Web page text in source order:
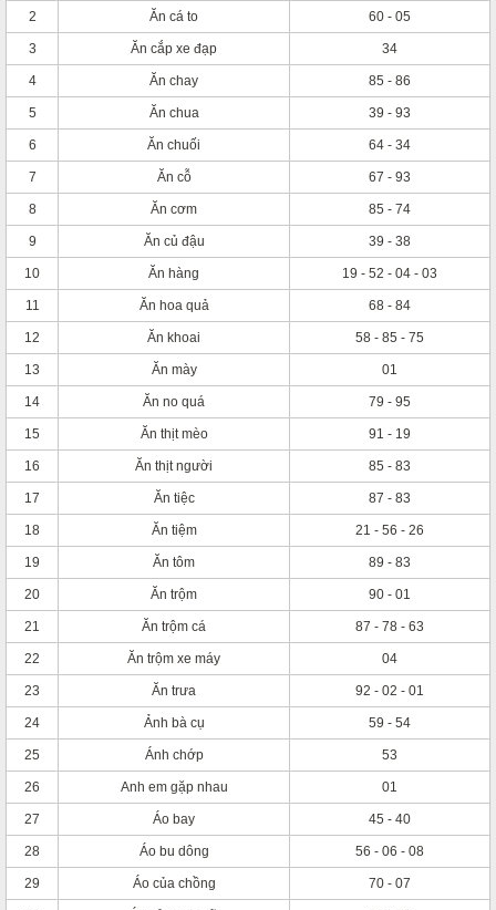
2 Ăn cá to 60 - 05
3 Ăn cắp xe đạp 34
4 Ăn chay 85 - 86
5 Ăn chua 39 - 93
6 Ăn chuối 64 - 34
7 Ăn cỗ 67 - 93
8 Ăn cơm 85 - 74
9 Ăn củ đậu 39 - 38
10 Ăn hàng 19 - 52 - 04 - 03
11 Ăn hoa quả 68 - 84
12 Ăn khoai 58 - 85 - 75
13 Ăn mày 01
14 Ăn no quá 79 - 95
15 Ăn thịt mèo 91 - 19
16 Ăn thịt người 85 - 83
17 Ăn tiệc 87 - 83
18 Ăn tiệm 21 - 56 - 26
19 Ăn tôm 89 - 83
20 Ăn trộm 90 - 01
21 Ăn trộm cá 87 - 78 - 63
22 Ăn trộm xe máy 04
23 Ăn trưa 92 - 02 - 01
24 Ảnh bà cụ 59 - 54
25 Ánh chớp 53
26 Anh em gặp nhau 01
27 Áo bay 45 - 40
28 Áo bu dông 56 - 06 - 08
29 Áo của chồng 70 - 07